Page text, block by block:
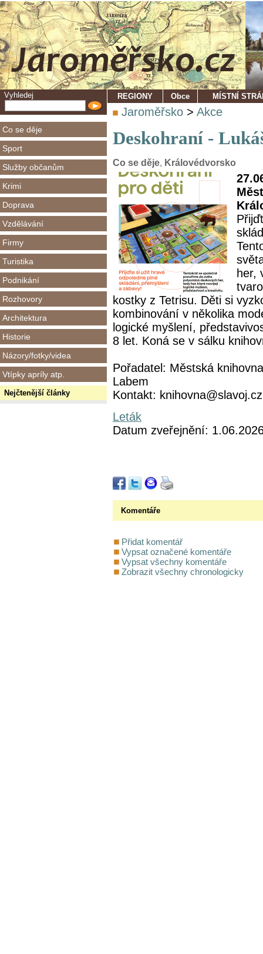
Vyhledej
Co se děje
Sport
Služby občanům
Krimi
Doprava
Vzdělávání
Firmy
Turistika
Podnikání
Rozhovory
Architektura
Historie
Názory/fotky/videa
Vtípky apríly atp.
Nejčtenější články
REGIONY Obce MÍSTNÍ
Jaroměřsko > Akce
Deskohraní -
Co se děje, Královédvorsko
her,
kostky z Tetrisu. Děti si
kombinování v několika
logické myšlení,
8 let. Koná se v sálku
Pořadatel: Městská
Labem
Kontakt: knihovna@slavoj.cz
Leták
Datum zveřejnění:
Komentáře
Přidat komentář
Vypsat označené komentáře
Vypsat všechny komentáře
Zobrazit všechny chronologicky